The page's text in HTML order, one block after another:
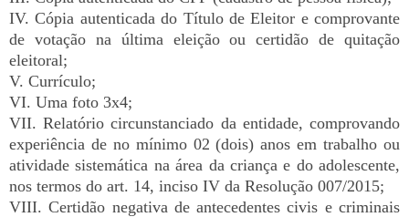
IV. Cópia autenticada do Título de Eleitor e comprovante
de votação na última eleição ou certidão de quitação
eleitoral;
V. Currículo;
VI. Uma foto 3x4;
VII. Relatório circunstanciado da entidade, comprovando
experiência de no mínimo 02 (dois) anos em trabalho ou
atividade sistemática na área da criança e do adolescente,
nos termos do art. 14, inciso IV da Resolução 007/2015;
VIII. Certidão negativa de antecedentes civis e criminais